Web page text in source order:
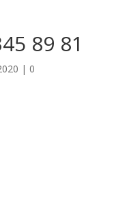
89 81
| 0